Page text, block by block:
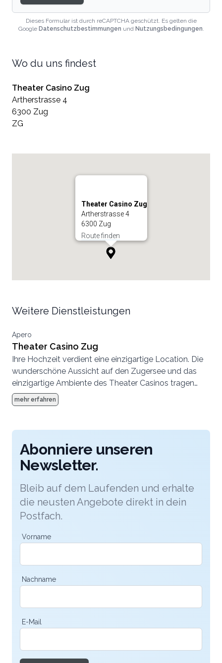
Dieses Formular ist durch reCAPTCHA geschützt. Es gelten die
Google Datenschutzbestimmungen und Nutzungsbedingungen.
Wo du uns findest
Theater Casino Zug
Artherstrasse 4
6300 Zug
ZG
Theater Casino Zug
Artherstrasse 4
6300 Zug
Route finden
Weitere Dienstleistungen
Apero
Theater Casino Zug
Ihre Hochzeit verdient eine einzigartige Location. Die
wunderschöne Aussicht auf den Zugersee und das
einzigartige Ambiente des Theater Casinos tragen
dazu bei, dass Sie Ihren besonderen Tag nie vergessen
werden. Feiern Sie in unseren originalgetreu und stilvoll
– wir haben genug Auswahl und Platz. Gemeinsam mit
Ihnen gestalten wir Ihre Hochzeitsfeier, vom
Brautstrauss bis zur Tischdekoration. Dazu gehört
eine Auswahl von feinsten, marktfrischen
mehr erfahren
Abonniere unseren
Newsletter.
Bleib auf dem Laufenden und erhalte
die neusten Angebote direkt in dein
Postfach.
Vorname
Nachname
E-Mail